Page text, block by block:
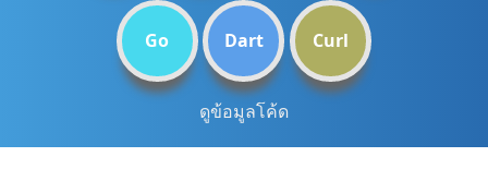
Go Dart Curl
ดูข้อมูลโค้ด